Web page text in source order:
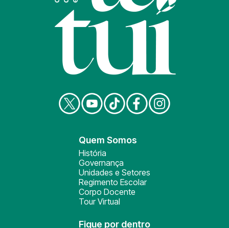
Quem Somos
História
Governança
Unidades e Setores
Regimento Escolar
Corpo Docente
Tour Virtual
Fique por dentro